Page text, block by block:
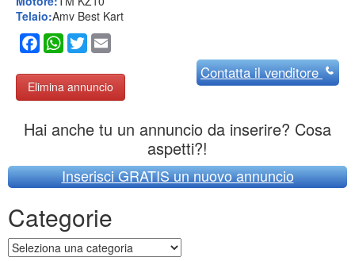
Telaio:Amv Best Kart
Facebook
WhatsApp
Twitter
Elimina annuncio
Contattail venditore
Hai anche tu un annuncio da inserire? Cosa
aspetti?!
Inserisci GRATIS un nuovo annuncio
Categorie
Categorie